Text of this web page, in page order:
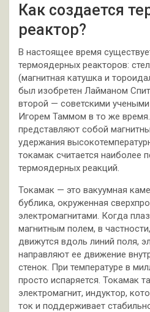
Как создается
реактор?
В настоящее время
термоядерных реакторов:
(магнитная катушка и
был изобретен Лайманом
второй — советскими
Игорем Таммом в то же
представляют собой
удержания
токамак считается наиболее
термоядерных реакций.
Токамак — это вакуумная
бублика, окруженная
электромагнитами. Когда
магнитным полем, в
движутся вдоль линий поля,
направляют ее движение
стенок. При температуре в
просто испаряется. Токамак
электромагнит, индуктор,
ток и поддерживает